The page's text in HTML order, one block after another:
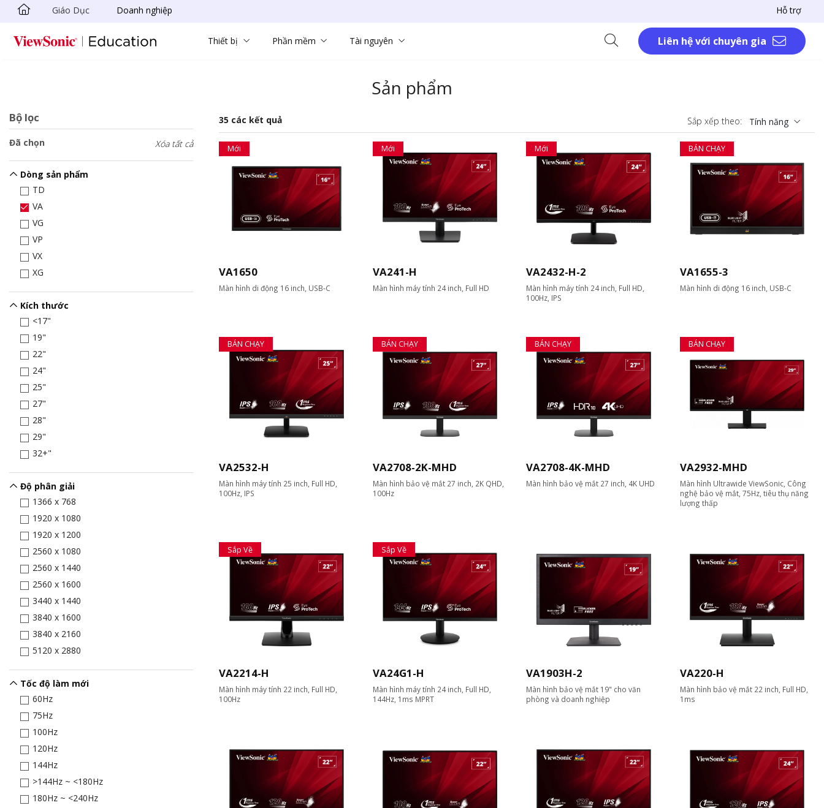
Chuyển đến nội dung chính
Giáo Dục Doanh nghiệp Hỗ trợ
Thiết bị Phần mềm Tài nguyên Liên hệ với chuyên gia
Sản phẩm
Bộ lọc
Xóa tất cả
Đã chọn
Dòng sản phẩm
TD
VA
VG
VP
VX
XG
Kích thước
<17"
19"
22"
24"
25"
27"
28"
29"
32+"
Độ phân giải
1366 x 768
1920 x 1080
1920 x 1200
2560 x 1080
2560 x 1440
2560 x 1600
3440 x 1440
3840 x 1600
3840 x 2160
5120 x 2880
Tốc độ làm mới
60Hz
75Hz
100Hz
120Hz
144Hz
>144Hz ~ <180Hz
180Hz ~ <240Hz
35 các kết quả Sắp xếp theo: Tính năng
Mới
VA1650
Màn hình di động 16 inch, USB-C
Mới
VA241-H
Màn hình máy tính 24 inch, Full HD
Mới
VA2432-H-2
Màn hình máy tính 24 inch, Full HD,
100Hz, IPS
BÁN CHẠY
VA1655-3
Màn hình di động 16 inch, USB-C
BÁN CHẠY
VA2532-H
Màn hình máy tính 25 inch, Full HD,
100Hz, IPS
BÁN CHẠY
VA2708-2K-MHD
Màn hình bảo vệ mắt 27 inch, 2K QHD,
100Hz
BÁN CHẠY
VA2708-4K-MHD
Màn hình bảo vệ mắt 27 inch, 4K UHD
BÁN CHẠY
VA2932-MHD
Màn hình Ultrawide ViewSonic, Công
nghệ bảo vệ mắt, 75Hz, tiêu thụ năng
lượng thấp
Sắp Về
VA2214-H
Màn hình máy tính 22 inch, Full HD,
100Hz
Sắp Về
VA24G1-H
Màn hình máy tính 24 inch, Full HD,
144Hz, 1ms MPRT
VA1903H-2
Màn hình bảo vệ mắt 19" cho văn
phòng và doanh nghiệp
VA220-H
Màn hình bảo vệ mắt 22 inch, Full HD,
1ms